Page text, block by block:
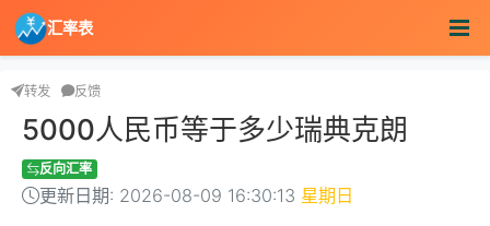
汇率表
转发 反馈
5000人民币等于多少瑞典克朗
反向汇率
更新日期: 2026-08-09 16:30:13 星期日